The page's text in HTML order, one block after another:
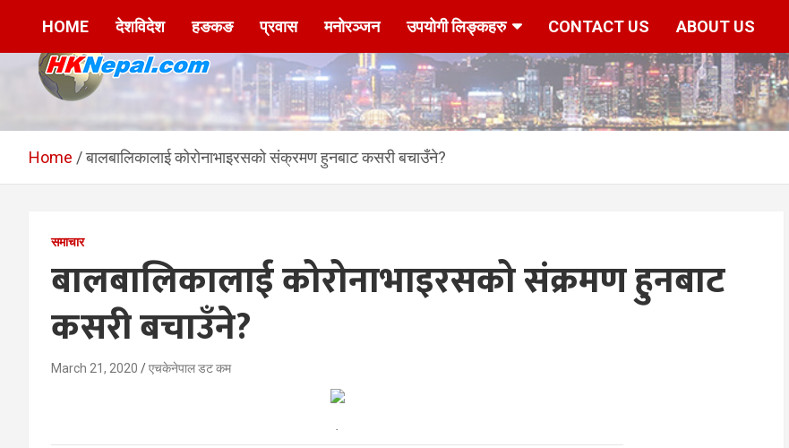
HKNepal.com –
हङकङबाट सञ्चालित पहिलो
hknepal, hknepal.com, hk nepal, hk nepal com
HOME देशविदेश हङकङ प्रवास मनोरञ्जन उपयोगी लिङ्कहरु CONTACT US ABOUT US
Home बालबालिकालाई कोरोनाभाइरसको संक्रमण हुनबाट कसरी बचाउँने?
समाचार
बालबालिकालाई कोरोनाभाइरसको संक्रमण हुनबाट
कसरी बचाउँने?
March 21, 2020 एचकेनेपाल डट कम
.